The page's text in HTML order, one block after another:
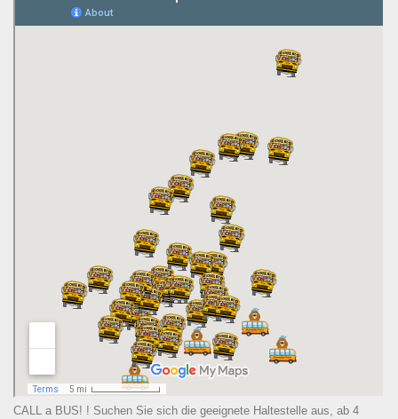
CALL a BUS! ! Suchen Sie sich die geeignete Haltestelle aus, ab 4